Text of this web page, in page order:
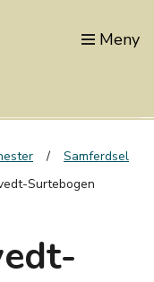
Meny
Samferdsel
Surtebogen